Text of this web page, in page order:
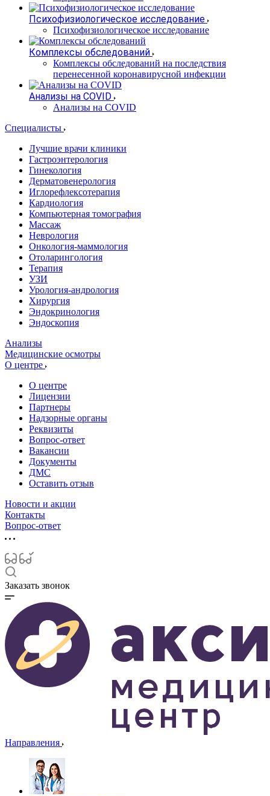
Психофизиологическое исследование
Психофизиологическое исследование
Комплексы обследований
Комплексы обследований на последствия
перенесенной коронавирусной инфекции
Анализы на COVID
Анализы на COVID
Специалисты
Лучшие врачи клиники
Гастроэнтерология
Гинекология
Дерматовенерология
Иглорефлексотерапия
Кардиология
Компьютерная томография
Массаж
Неврология
Онкология-маммология
Отоларингология
Терапия
УЗИ
Урология-андрология
Хирургия
Эндокринология
Эндоскопия
Анализы
Медицинские осмотры
О центре
О центре
Лицензии
Партнеры
Надзорные органы
Реквизиты
Вопрос-ответ
Вакансии
Документы
ДМС
Оставить отзыв
Новости и акции
Контакты
Вопрос-ответ
Заказать звонок
Направления